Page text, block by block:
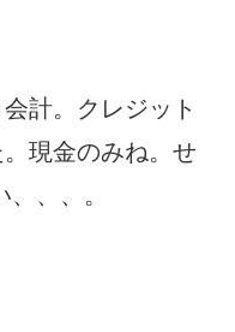
計。クレジット
現金のみね。せ
、、。